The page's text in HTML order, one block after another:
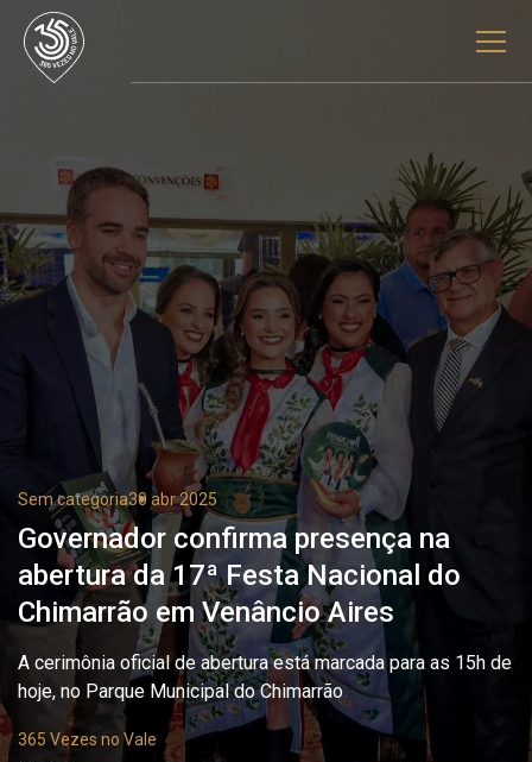
Sem categoria30 abr 2025
Governador confirma presença na
abertura da 17ª Festa Nacional do
Chimarrão em Venâncio Aires
A cerimônia oficial de abertura está marcada para as 15h de
hoje, no Parque Municipal do Chimarrão
365 Vezes no Vale